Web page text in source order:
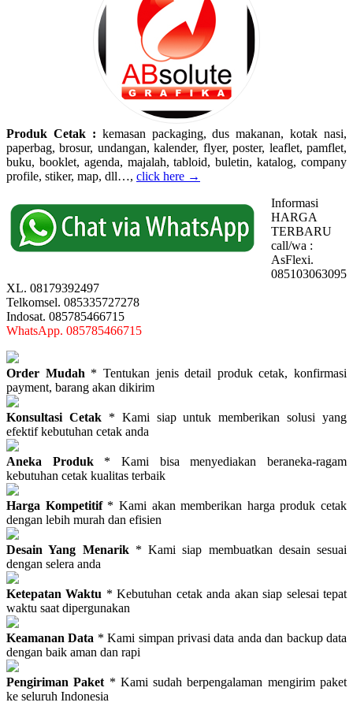
Produk Cetak : kemasan packaging, dus makanan, kotak nasi,
paperbag, brosur, undangan, kalender, flyer, poster, leaflet, pamflet,
buku, booklet, agenda, majalah, tabloid, buletin, katalog, company
profile, stiker, map, dll…, click here →
Informasi
HARGA
TERBARU
call/wa :
AsFlexi.
085103063095
XL. 08179392497
Telkomsel. 085335727278
Indosat. 085785466715
WhatsApp. 085785466715
Order Mudah * Tentukan jenis detail produk cetak, konfirmasi
payment, barang akan dikirim
Konsultasi Cetak* Kami siap untuk memberikan solusi yang
efektif kebutuhan cetak anda
Aneka Produk * Kami bisa menyediakan beraneka-ragam
kebutuhan cetak kualitas terbaik
Harga Kompetitif* Kami akan memberikan harga produk cetak
dengan lebih murah dan efisien
Desain Yang Menarik* Kami siap membuatkan desain sesuai
dengan selera anda
Ketepatan Waktu * Kebutuhan cetak anda akan siap selesai tepat
waktu saat dipergunakan
Keamanan Data * Kami simpan privasi data anda dan backup data
dengan baik aman dan rapi
Pengiriman Paket * Kami sudah berpengalaman mengirim paket
ke seluruh Indonesia